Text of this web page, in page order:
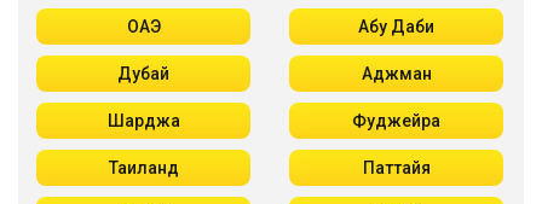
ОАЭ Абу Даби
Дубай Аджман
Шарджа Фуджейра
Таиланд Паттайя